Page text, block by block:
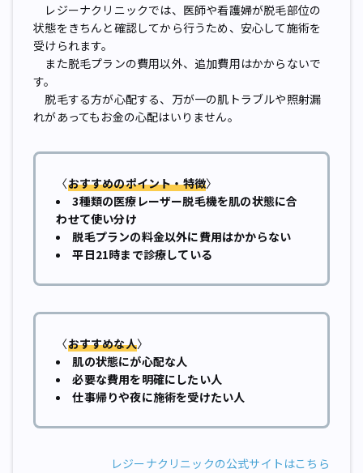
レジーナクリニックでは、医師や看護婦が脱毛部位の
状態をきちんと確認してから行うため、安心して施術を
受けられます。
また脱毛プランの費用以外、追加費用はかからないで
す。
脱毛する方が心配する、万が一の肌トラブルや照射漏
れがあってもお金の心配はいりません。
〈おすすめのポイント・特徴〉
3種類の医療レーザー脱毛機を肌の状態に合
わせて使い分け
脱毛プランの料金以外に費用はかからない
平日21時まで診療している
〈おすすめな人〉
肌の状態にが心配な人
必要な費用を明確にしたい人
仕事帰りや夜に施術を受けたい人
レジーナクリニックの公式サイトはこちら